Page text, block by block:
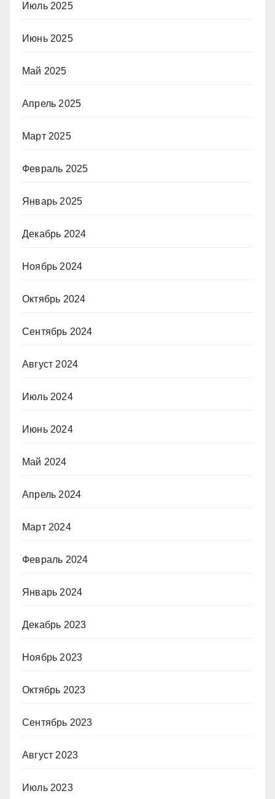
Июль 2025
Июнь 2025
Май 2025
Апрель 2025
Март 2025
Февраль 2025
Январь 2025
Декабрь 2024
Ноябрь 2024
Октябрь 2024
Сентябрь 2024
Август 2024
Июль 2024
Июнь 2024
Май 2024
Апрель 2024
Март 2024
Февраль 2024
Январь 2024
Декабрь 2023
Ноябрь 2023
Октябрь 2023
Сентябрь 2023
Август 2023
Июль 2023